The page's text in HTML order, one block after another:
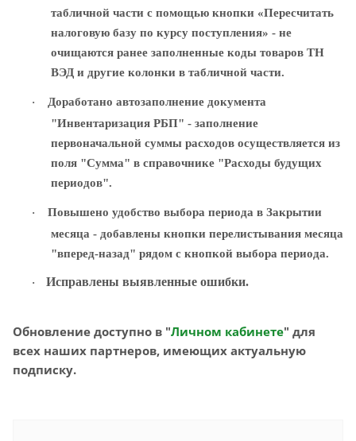
табличной части с помощью кнопки «Пересчитать
налоговую базу по курсу поступления» - не
очищаются ранее заполненные коды товаров ТН
ВЭД и другие колонки в табличной части.
·
Доработано автозаполнение документа
"Инвентаризация РБП" - заполнение
первоначальной суммы расходов осуществляется из
поля "Сумма" в справочнике "Расходы будущих
периодов".
·
Повышено удобство выбора периода в Закрытии
месяца - добавлены кнопки перелистывания месяца
"вперед-назад" рядом с кнопкой выбора периода.
· Исправлены выявленные ошибки.
Обновление доступно в "Личном кабинете" для
всех наших партнеров, имеющих актуальную
подписку.